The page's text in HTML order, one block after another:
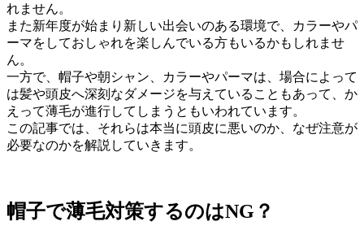
れません。
また新年度が始まり新しい出会いのある環境で、カラーやパ
ーマをしておしゃれを楽しんでいる方もいるかもしれませ
ん。
一方で、帽子や朝シャン、カラーやパーマは、場合によって
は髪や頭皮へ深刻なダメージを与えていることもあって、か
えって薄毛が進行してしまうともいわれています。
この記事では、それらは本当に頭皮に悪いのか、なぜ注意が
必要なのかを解説していきます。
帽子で薄毛対策するのはNG？